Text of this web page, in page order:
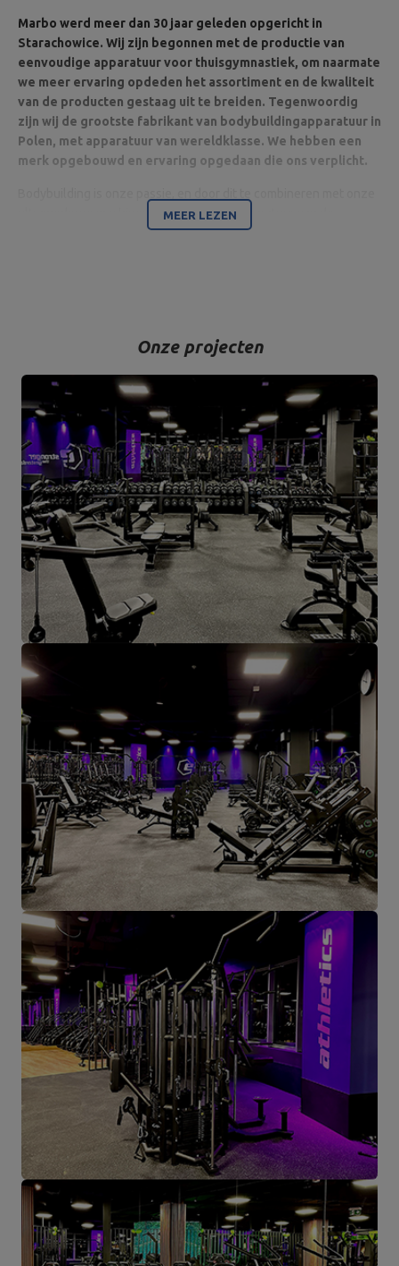
Marbo werd meer dan 30 jaar geleden opgericht in
Starachowice. Wij zijn begonnen met de productie van
eenvoudige apparatuur voor thuisgymnastiek, om naarmate
we meer ervaring opdeden het assortiment en de kwaliteit
van de producten gestaag uit te breiden. Tegenwoordig
zijn wij de grootste fabrikant van bodybuildingapparatuur in
Polen, met apparatuur van wereldklasse. We hebben een
merk opgebouwd en ervaring opgedaan die ons verplicht.
ultramoderne machines zijn wij in staat apparatuur van de
hoogste kwaliteit te leveren, gemaakt met aandacht voor detail
internetverkoop en klantcontact worden aangestuurd, en van
vertrekken. Op de bedrijfskaart beginnen alle wegen vanuit
Starachowice.
MEER LEZEN
Onze projecten